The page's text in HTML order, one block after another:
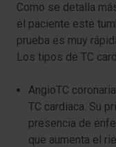
Como se detalla
el paciente este
prueba es muy
Los tipos de TC
AngioTC
TC cardiaca. Su
presencia de
que aumenta el